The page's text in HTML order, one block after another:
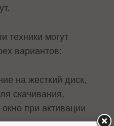
техники могут
вариантов:
на жесткий диск,
скачивания,
при активации